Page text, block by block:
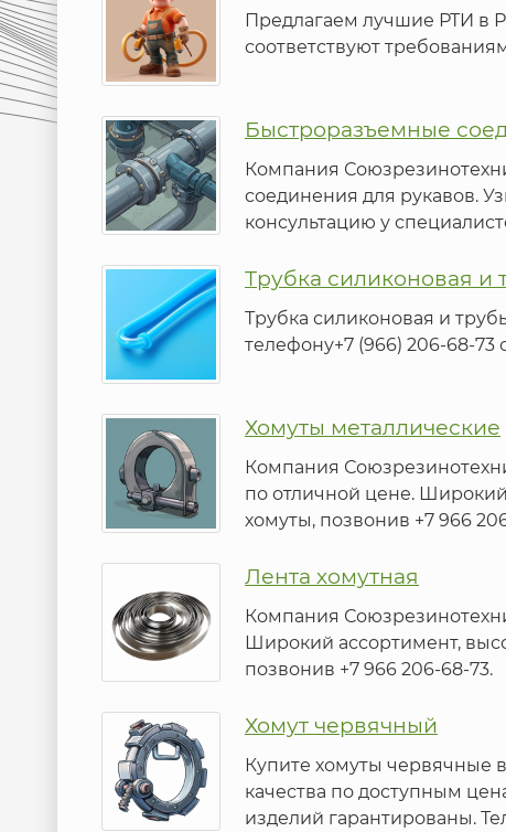
Предлагаем лучшие РТИ в
соответствуют
Быстроразъемные
Компания
соединения для рукавов.
консультацию у
Трубка силиконовая и
Трубка силиконовая и
телефону+7 (966) 206-68-73
Хомуты металлические
Компания
по отличной цене. Широкий
хомуты, позвонив +7 966
Лента хомутная
Компания
Широкий ассортимент,
позвонив +7 966 206-68-73.
Хомут червячный
Купите хомуты червячные
качества по доступным
изделий гарантированы.